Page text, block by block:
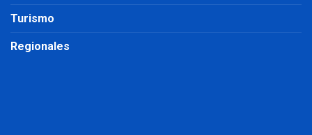
Turismo
Regionales